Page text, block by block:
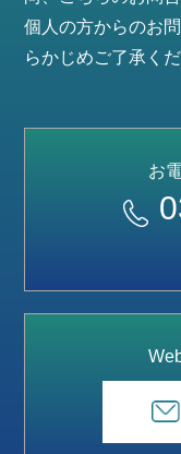
個人の方からのお
らかじめご了承くだ
お